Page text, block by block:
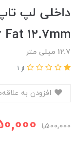
Fat 12.7mm
12.7 میلی متر
از 1
1,500,000